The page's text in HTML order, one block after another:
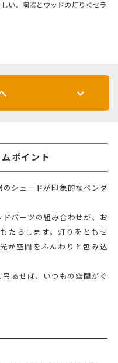
い、陶器とウッドの灯り＜セラ
ポイント
シェードが印象的なペンダ
パーツの組み合わせが、お
たらします。灯りをともせ
が空間をふんわりと包み込
るせば、いつもの空間がぐ